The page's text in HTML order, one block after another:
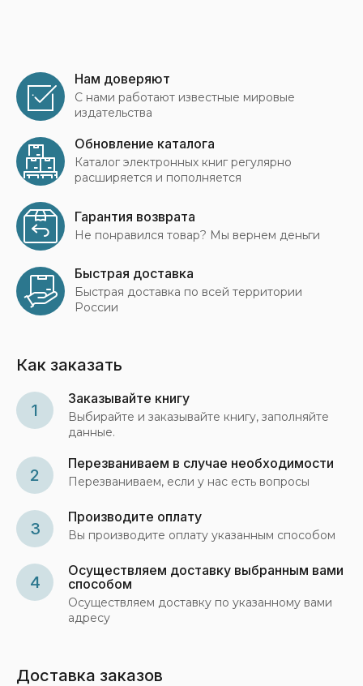
Нам доверяют
С нами работают известные мировые
издательства
Обновление каталога
Каталог электронных книг регулярно
расширяется и пополняется
Гарантия возврата
Не понравился товар? Мы вернем деньги
Быстрая доставка
Быстрая доставка по всей территории
России
Как заказать
1
Заказывайте книгу
Выбирайте и заказывайте книгу, заполняйте
данные.
2
Перезваниваем в случае необходимости
Перезваниваем, если у нас есть вопросы
3
Производите оплату
Вы производите оплату указанным способом
4
Осуществляем доставку выбранным вами
способом
Осуществляем доставку по указанному вами
адресу
Доставка заказов